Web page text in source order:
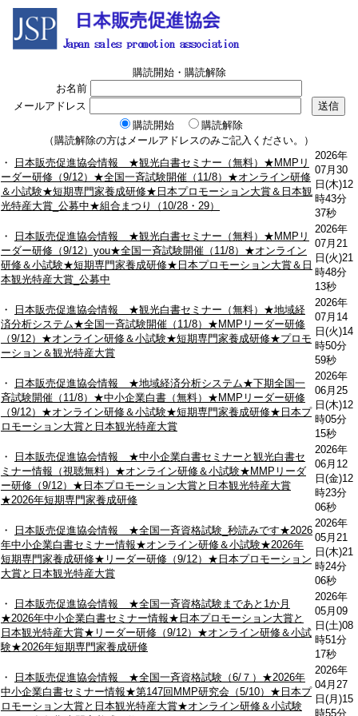
購読開始・購読解除
お名前
メールアドレス
購読開始
購読解除
（購読解除の方はメールアドレスのみご記入ください。）
・
日本販売促進協会情報 ★観光白書セミナー（無料）★MMPリ
ーダー研修（9/12）★全国一斉試験開催（11/8）★オンライン研修
＆小試験★短期専門家養成研修★日本プロモーション大賞＆日本観
光特産大賞_公募中★組合まつり（10/28・29）
2026年
07月30
日(木)12
時43分
37秒
・
日本販売促進協会情報 ★観光白書セミナー（無料）★MMPリ
ーダー研修（9/12）you★全国一斉試験開催（11/8）★オンライン
研修＆小試験★短期専門家養成研修★日本プロモーション大賞＆日
本観光特産大賞_公募中
2026年
07月21
日(火)21
時48分
13秒
・
日本販売促進協会情報 ★観光白書セミナー（無料）★地域経
済分析システム★全国一斉試験開催（11/8）★MMPリーダー研修
（9/12）★オンライン研修＆小試験★短期専門家養成研修★プロモ
ーション＆観光特産大賞
2026年
07月14
日(火)14
時50分
59秒
・
日本販売促進協会情報 ★地域経済分析システム★下期全国一
斉試験開催（11/8）★中小企業白書（無料）★MMPリーダー研修
（9/12）★オンライン研修＆小試験★短期専門家養成研修★日本プ
ロモーション大賞と日本観光特産大賞
2026年
06月25
日(木)12
時05分
15秒
・
日本販売促進協会情報 ★中小企業白書セミナーと観光白書セ
ミナー情報（視聴無料）★オンライン研修＆小試験★MMPリーダ
ー研修（9/12）★日本プロモーション大賞と日本観光特産大賞
★2026年短期専門家養成研修
2026年
06月12
日(金)12
時23分
06秒
・
日本販売促進協会情報 ★全国一斉資格試験_秒読みです★2026
年中小企業白書セミナー情報★オンライン研修＆小試験★2026年
短期専門家養成研修★リーダー研修（9/12）★日本プロモーション
大賞と日本観光特産大賞
2026年
05月21
日(木)21
時24分
06秒
・
日本販売促進協会情報 ★全国一斉資格試験まであと1か月
★2026年中小企業白書セミナー情報★日本プロモーション大賞と
日本観光特産大賞★リーダー研修（9/12）★オンライン研修＆小試
験★2026年短期専門家養成研修
2026年
05月09
日(土)08
時51分
17秒
・
日本販売促進協会情報 ★全国一斉資格試験（6/７）★2026年
中小企業白書セミナー情報★第147回MMP研究会（5/10）★日本プ
ロモーション大賞と日本観光特産大賞★オンライン研修＆小試験
2026年
04月27
日(月)15
時55分